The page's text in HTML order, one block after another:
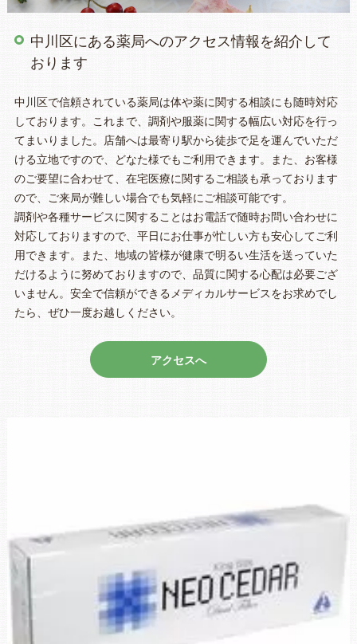
中川区にある薬局へのアクセス情報を紹介して
おります
中川区で信頼されている薬局は体や薬に関する相談にも随時対応
しております。これまで、調剤や服薬に関する幅広い対応を行っ
てまいりました。店舗へは最寄り駅から徒歩で足を運んでいただ
ける立地ですので、どなた様でもご利用できます。また、お客様
のご要望に合わせて、在宅医療に関するご相談も承っております
ので、ご来局が難しい場合でも気軽にご相談可能です。
調剤や各種サービスに関することはお電話で随時お問い合わせに
対応しておりますので、平日にお仕事が忙しい方も安心してご利
用できます。また、地域の皆様が健康で明るい生活を送っていた
だけるように努めておりますので、品質に関する心配は必要ござ
いません。安全で信頼ができるメディカルサービスをお求めでし
たら、ぜひ一度お越しください。
アクセスへ